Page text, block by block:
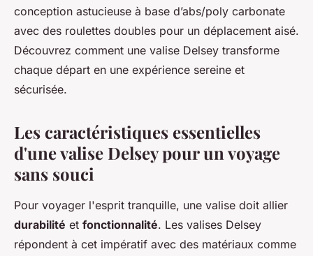
Alice•15 mai 2024•3 min de lecture
conception astucieuse à base d’abs/poly carbonate
avec des roulettes doubles pour un déplacement aisé.
Découvrez comment une valise Delsey transforme
chaque départ en une expérience sereine et
sécurisée.
Les caractéristiques essentielles
d'une valise Delsey pour un voyage
sans souci
Pour voyager l'esprit tranquille, une valise doit allier
durabilité et fonctionnalité. Les valises Delsey
répondent à cet impératif avec des matériaux comme